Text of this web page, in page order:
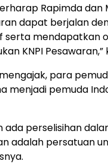
Rapimda dan
dapat berjalan
serta mendapatkan
KNPI Pesawaran,”
para
menjadi pemuda
ada perselisihan
adalah persatuan